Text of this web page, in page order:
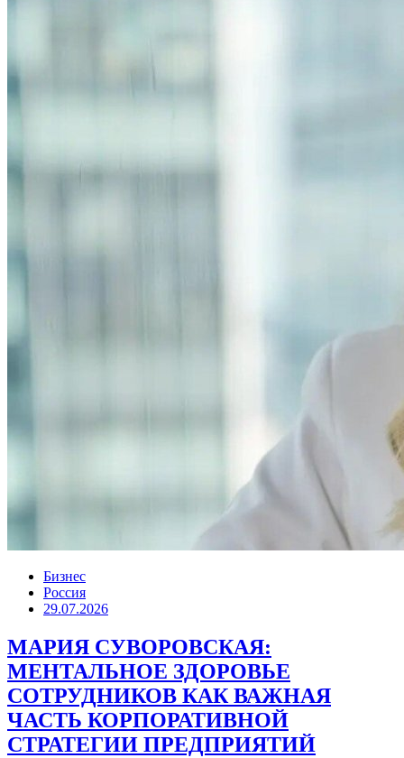
Бизнес
Россия
29.07.2026
МАРИЯ СУВОРОВСКАЯ:
МЕНТАЛЬНОЕ ЗДОРОВЬЕ
СОТРУДНИКОВ КАК ВАЖНАЯ
ЧАСТЬ КОРПОРАТИВНОЙ
СТРАТЕГИИ ПРЕДПРИЯТИЙ